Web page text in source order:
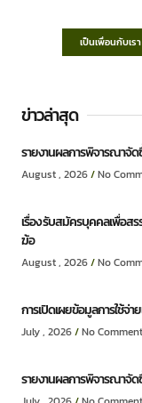
เป็นเพื่อนกับเรา
ข่าวล่าสุด
รายงานผลการพิจารณาจั
August , 2026 No
เรื่อง รับสมัครบุคคลเพื่อส
ฆ้อ
August , 2026 No
การเปิดเผยข้อมูลการใช้จ่
July , 2026 No
รายงานผลการพิจารณาจั